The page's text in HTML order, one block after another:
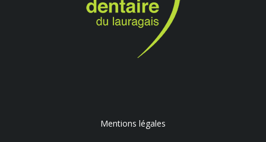
Mentions légales